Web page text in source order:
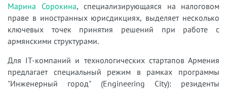
Марина Сорокина, специализирующаяся на налоговом
праве в иностранных юрисдикциях, выделяет несколько
ключевых точек принятия решений при работе с
армянскими структурами.
Для IT-компаний и технологических стартапов Армения
предлагает специальный режим в рамках программы
"Инженерный город" (Engineering City): резиденты